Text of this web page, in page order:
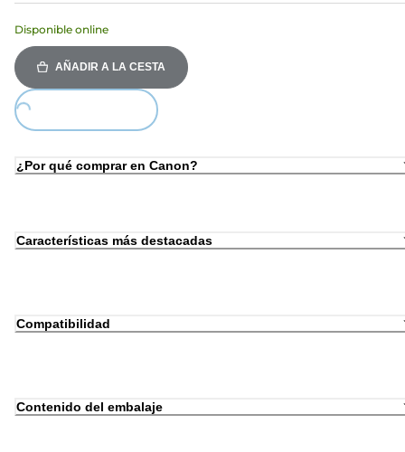
Disponible online
AÑADIR A LA CESTA
Loading...
¿Por qué comprar en Canon?
Características más destacadas
Compatibilidad
Contenido del embalaje